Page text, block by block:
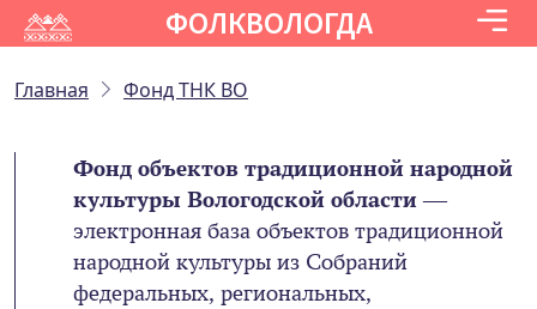
ФОЛКВОЛОГДА
Главная Фонд ТНК ВО
Фонд объектов традиционной народной
культуры Вологодской области—
электронная база объектов традиционной
народной культуры из Собраний
федеральных, региональных,